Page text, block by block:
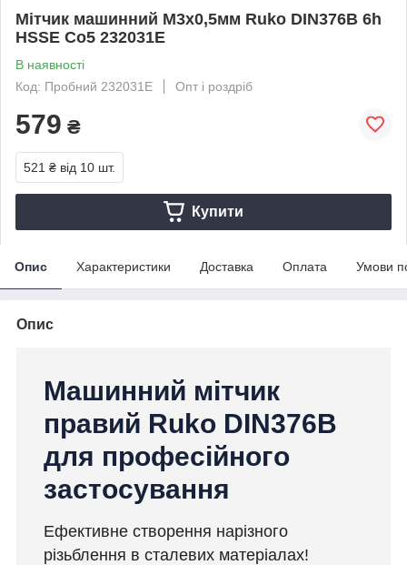
Мітчик машинний M3х0,5мм Ruko DIN376B 6h
HSSE Co5 232031E
В наявності
Код: Пробний 232031E
Опт і роздріб
579 ₴
521 ₴ від 10 шт.
Купити
Опис Характеристики Доставка Оплата Умови
Опис
Машинний мітчик
правий Ruko DIN376B
для професійного
застосування
Ефективне створення нарізного
різьблення в сталевих матеріалах!